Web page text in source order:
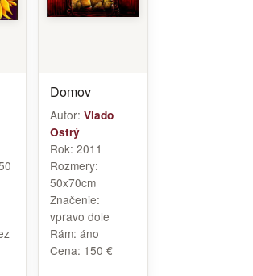
Domov
Autor: Vlado
Ostrý
Rok: 2011
Rozmery:
50x70cm
Značenie:
vpravo dole
Rám: áno
Cena: 150 €